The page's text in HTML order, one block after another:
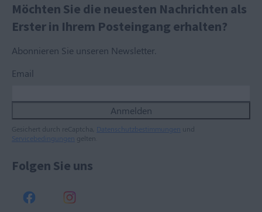
Möchten Sie die neuesten Nachrichten als
Erster in Ihrem Posteingang erhalten?
Abonnieren Sie unseren Newsletter.
Email
Anmelden
Gesichert durch reCaptcha, Datenschutzbestimmungen und
Servicebedingungen gelten.
Folgen Sie uns